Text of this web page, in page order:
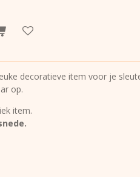
decoratieve item voor je
op.
item.